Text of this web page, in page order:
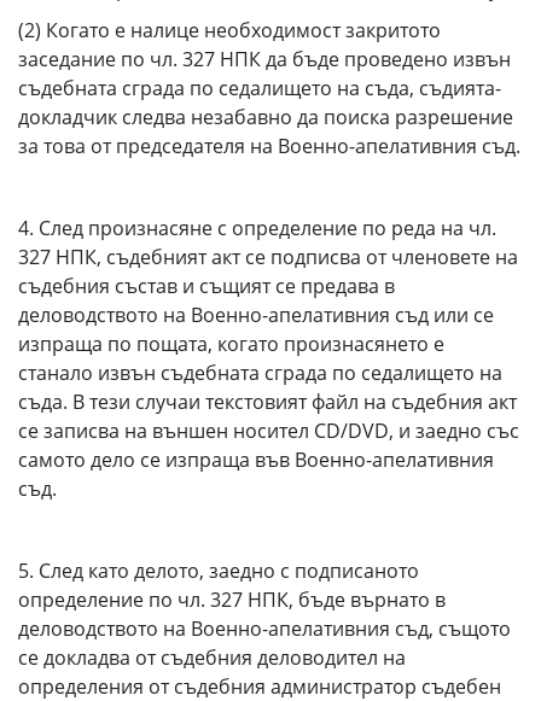
(2) Когато е налице необходимост закритото
заседание по чл. 327 НПК да бъде проведено извън
съдебната сграда по седалището на съда, съдията-
докладчик следва незабавно да поиска разрешение
за това от председателя на Военно-апелативния съд.
4. След произнасяне с определение по реда на чл.
327 НПК, съдебният акт се подписва от членовете на
съдебния състав и същият се предава в
деловодството на Военно-апелативния съд или се
изпраща по пощата, когато произнасянето е
станало извън съдебната сграда по седалището на
съда. В тези случаи текстовият файл на съдебния акт
се записва на външен носител CD/DVD, и заедно със
самото дело се изпраща във Военно-апелативния
съд.
5. След като делото, заедно с подписаното
определение по чл. 327 НПК, бъде върнато в
деловодството на Военно-апелативния съд, същото
се докладва от съдебния деловодител на
определения от съдебния администратор съдебен